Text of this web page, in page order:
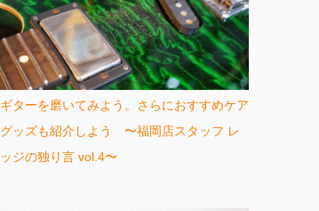
ギターを磨いてみよう。さらにおすすめケア
グッズも紹介しよう 〜福岡店スタッフ レ
ッジの独り言 vol.4〜